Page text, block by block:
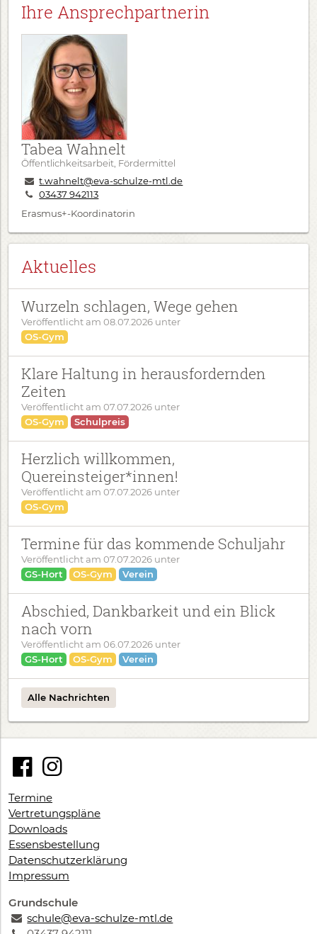
Ihre Ansprechpartnerin
Tabea Wahnelt
Öffentlichkeitsarbeit, Fördermittel
t.wahnelt@eva-schulze-mtl.de
03437 942113
Erasmus+-Koordinatorin
Aktuelles
Wurzeln schlagen, Wege gehen
Veröffentlicht am 08.07.2026 unter
OS-Gym
Klare Haltung in herausfordernden
Zeiten
Veröffentlicht am 07.07.2026 unter
OS-Gym
Schulpreis
Herzlich willkommen,
Quereinsteiger*innen!
Veröffentlicht am 07.07.2026 unter
OS-Gym
Termine für das kommende Schuljahr
Veröffentlicht am 07.07.2026 unter
GS-Hort
OS-Gym Verein
Abschied, Dankbarkeit und ein Blick
nach vorn
Veröffentlicht am 06.07.2026 unter
GS-Hort
OS-Gym Verein
Alle Nachrichten
Termine
Vertretungspläne
Downloads
Essensbestellung
Datenschutzerklärung
Impressum
Grundschule
schule@eva-schulze-mtl.de